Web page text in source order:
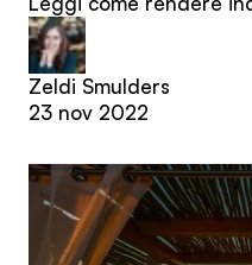
Zeldi Smulders
23 nov 2022